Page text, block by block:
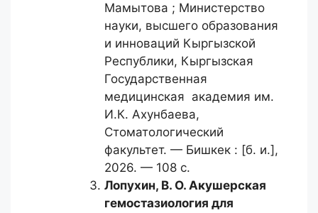
Мамытова ; Министерство
науки, высшего образования
и инноваций Кыргызской
Республики, Кыргызская
Государственная
медицинская академия им.
И.К. Ахунбаева,
Стоматологический
факультет. — Бишкек : [б. и.],
2026. — 108 с.
Лопухин, В. О. Акушерская
гемостазиология для